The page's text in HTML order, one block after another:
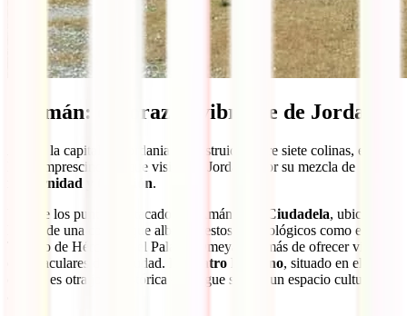
5. Amán: el corazón vibrante de Jordania
Amán, la capital de Jordania y construida sobre siete colinas, es un
lugar imprescindible que visitar en Jordania por su mezcla de
modernidad y tradición.
Uno de los puntos destacados de Amán es
la Ciudadela, ubicada en
lo alto de una colina, que alberga restos arqueológicos como el
Templo de Hércules y el Palacio Omeya, además de ofrecer vistas
espectaculares de la ciudad.
El Teatro Romano, situado en el
centro, es otra joya histórica que sigue siendo un espacio cultural